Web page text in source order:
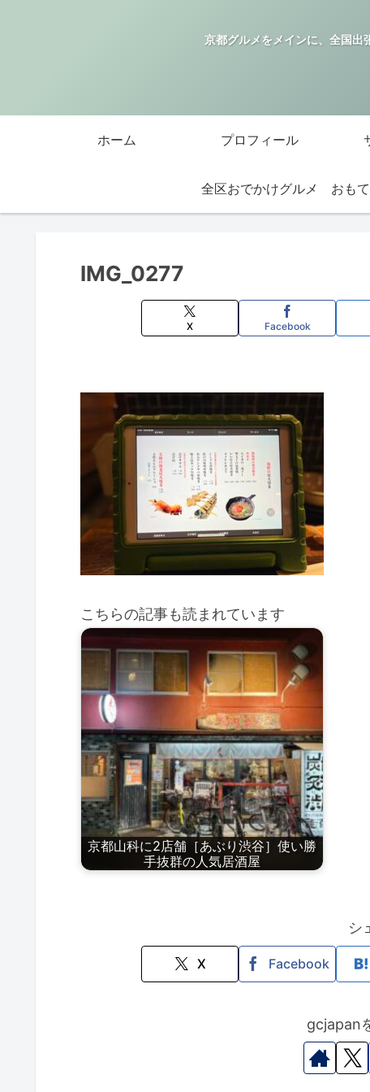
京都グルメをメインに、全国出
ホーム プロフィール
全区おでかけグルメ
IMG_0277
X Facebook
こちらの記事も読まれています
京都山科に2店舗［あぶり渋谷］使い勝
手抜群の人気居酒屋
シ
X Facebook
gcjapan